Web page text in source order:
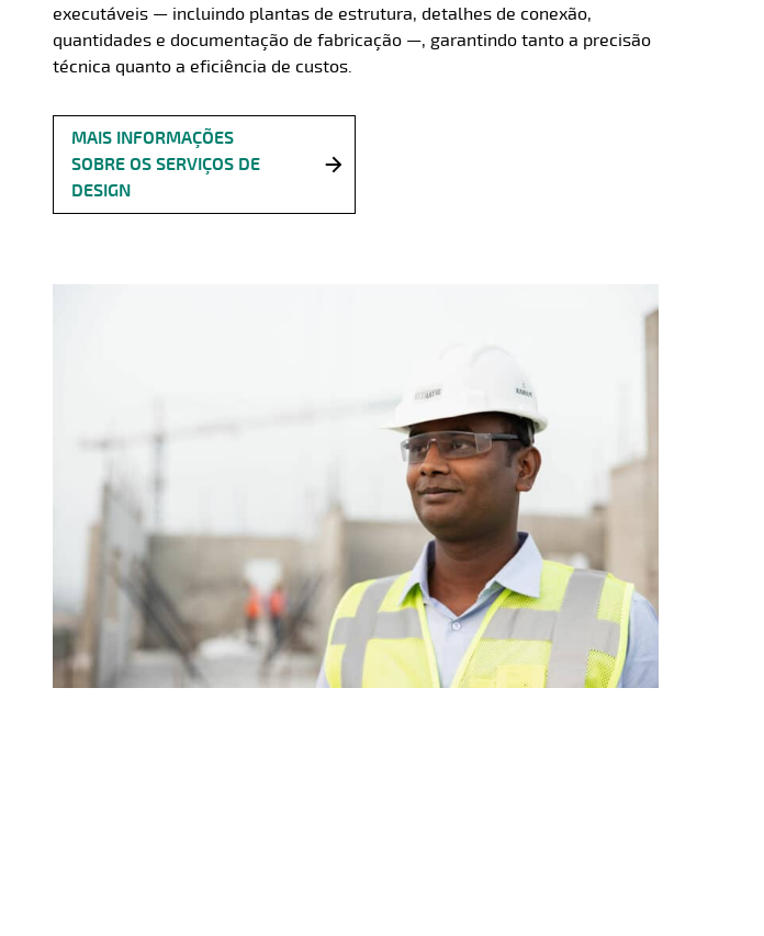
executáveis — incluindo plantas de estrutura, detalhes de conexão,
quantidades e documentação de fabricação —, garantindo tanto a precisão
técnica quanto a eficiência de custos.
MAIS INFORMAÇÕES
SOBRE OS SERVIÇOS DE
DESIGN